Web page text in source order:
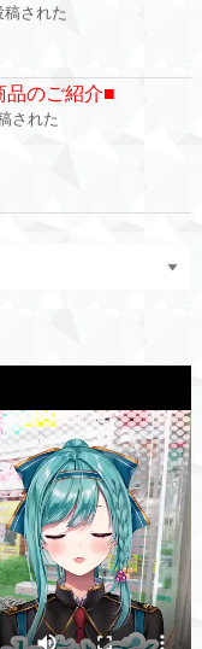
稿された
品のご紹介■
された